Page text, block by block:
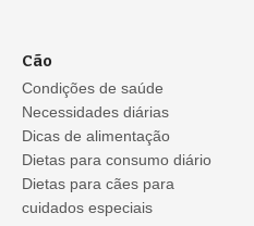
Cão
Condições de saúde
Necessidades diárias
Dicas de alimentação
Dietas para consumo diário
Dietas para cães para
cuidados especiais